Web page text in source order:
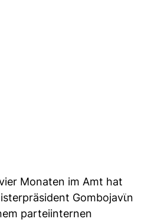
Monaten im Amt hat
Gombojavϊn
parteiinternen